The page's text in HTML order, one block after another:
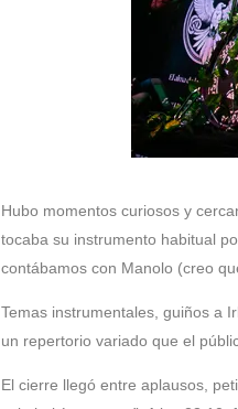
Hubo momentos curiosos y
tocaba su instrumento habitual
contábamos con Manolo (creo
Temas instrumentales, guiños a
un repertorio variado que el
El cierre llegó entre aplausos,